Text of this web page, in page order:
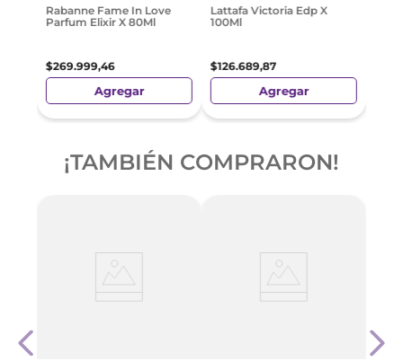
Rabanne Fame In Love
Parfum Elixir X 80Ml
$269.999,46
Agregar
Lattafa Victoria Edp X
100Ml
$126.689,87
Agregar
¡TAMBIÉN COMPRARON!